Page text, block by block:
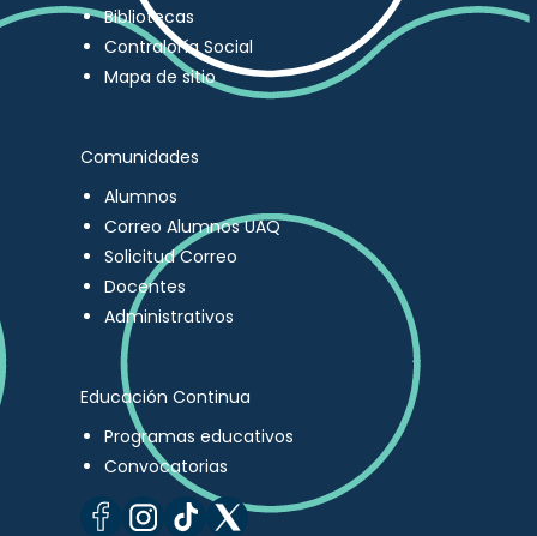
Bibliotecas
Contraloría Social
Mapa de sitio
Comunidades
Alumnos
Correo Alumnos UAQ
Solicitud Correo
Docentes
Administrativos
Educación Continua
Programas educativos
Convocatorias